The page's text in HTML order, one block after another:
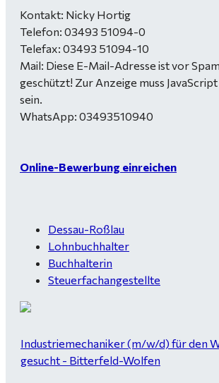
Kontakt: Nicky Hortig
Telefon: 03493 51094-0
Telefax: 03493 51094-10
Mail: Diese E-Mail-Adresse ist vor
geschützt! Zur Anzeige muss
sein.
WhatsApp: 03493510940
Online-Bewerbung einreichen
Dessau-Roßlau
Lohnbuchhalter
Buchhalterin
Steuerfachangestellte
Industriemechaniker (m/w/d) für den
gesucht - Bitterfeld-Wolfen